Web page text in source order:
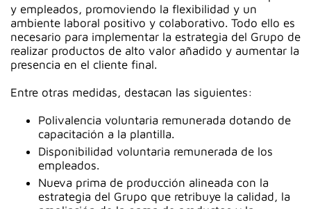
y empleados, promoviendo la flexibilidad y un
ambiente laboral positivo y colaborativo. Todo ello es
necesario para implementar la estrategia del Grupo de
realizar productos de alto valor añadido y aumentar la
presencia en el cliente final.
Entre otras medidas, destacan las siguientes:
Polivalencia voluntaria remunerada dotando de
capacitación a la plantilla.
Disponibilidad voluntaria remunerada de los
empleados.
Nueva prima de producción alineada con la
estrategia del Grupo que retribuye la calidad, la